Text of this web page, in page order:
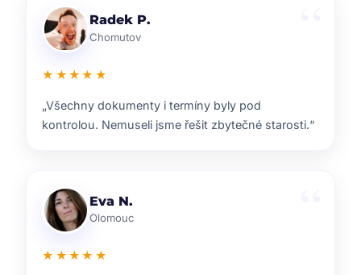
Pavel B.
Brno
★★★★★
„Od prvního setkání bylo jasné, že ví, co dělají.
Prodej proběhl hladce a za dobrou cenu.“
Lenka T.
Plzeň
★★★★★